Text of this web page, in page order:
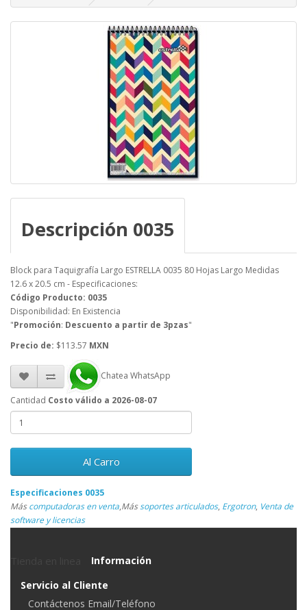
Descripción 0035
Block para Taquigrafía Largo ESTRELLA 0035 80 Hojas Largo Medidas
12.6 x 20.5 cm - Especificaciones:
Código Producto: 0035
Disponibilidad: En Existencia
"Promoción: Descuento a partir de 3pzas"
Precio de: $113.57 MXN
Chatea WhatsApp
Cantidad Costo válido a 2026-08-07
Al Carro
Especificaciones 0035
Máscomputadoras en venta,Mássoportes articulados, Ergotron, Venta de
software y licencias
Información
Servicio al Cliente
Contáctenos Email/Teléfono